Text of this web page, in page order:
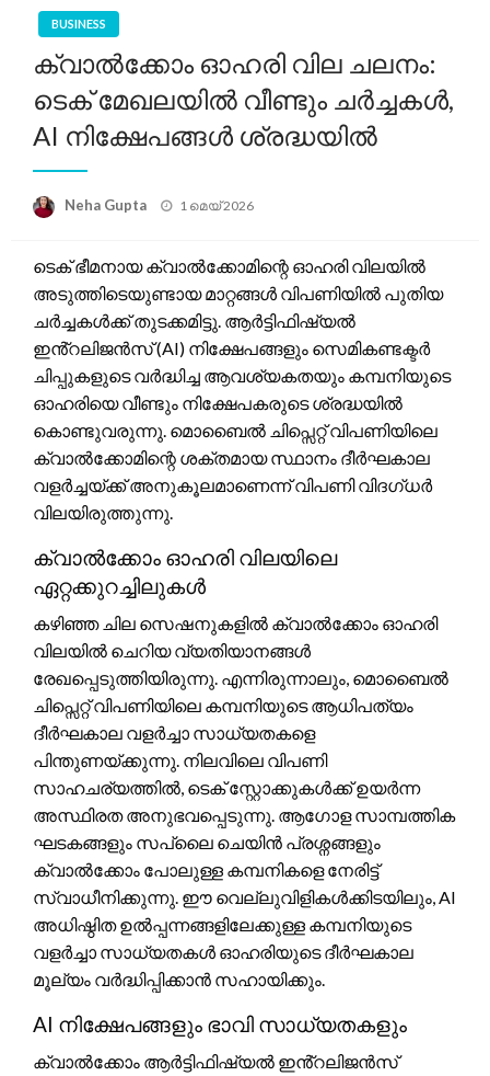
BUSINESS
ക്വാൽക്കോം ഓഹരി വില ചലനം:
ടെക് മേഖലയിൽ വീണ്ടും ചർച്ചകൾ,
AI നിക്ഷേപങ്ങൾ ശ്രദ്ധയിൽ
Neha Gupta
Posted
1 മെയ്‌ 2026
ടെക് ഭീമനായ ക്വാൽക്കോമിന്റെ ഓഹരി വിലയിൽ
അടുത്തിടെയുണ്ടായ മാറ്റങ്ങൾ വിപണിയിൽ പുതിയ
ചർച്ചകൾക്ക് തുടക്കമിട്ടു. ആർട്ടിഫിഷ്യൽ
ഇൻ്റലിജൻസ് (AI) നിക്ഷേപങ്ങളും സെമികണ്ടക്ടർ
ചിപ്പുകളുടെ വർദ്ധിച്ച ആവശ്യകതയും കമ്പനിയുടെ
ഓഹരിയെ വീണ്ടും നിക്ഷേപകരുടെ ശ്രദ്ധയിൽ
കൊണ്ടുവരുന്നു. മൊബൈൽ ചിപ്സെറ്റ് വിപണിയിലെ
ക്വാൽക്കോമിന്റെ ശക്തമായ സ്ഥാനം ദീർഘകാല
വളർച്ചയ്ക്ക് അനുകൂലമാണെന്ന് വിപണി വിദഗ്ധർ
വിലയിരുത്തുന്നു.
ക്വാൽക്കോം ഓഹരി വിലയിലെ
ഏറ്റക്കുറച്ചിലുകൾ
കഴിഞ്ഞ ചില സെഷനുകളിൽ ക്വാൽക്കോം ഓഹരി
വിലയിൽ ചെറിയ വ്യതിയാനങ്ങൾ
രേഖപ്പെടുത്തിയിരുന്നു. എന്നിരുന്നാലും, മൊബൈൽ
ചിപ്സെറ്റ് വിപണിയിലെ കമ്പനിയുടെ ആധിപത്യം
ദീർഘകാല വളർച്ചാ സാധ്യതകളെ
പിന്തുണയ്ക്കുന്നു. നിലവിലെ വിപണി
സാഹചര്യത്തിൽ, ടെക് സ്റ്റോക്കുകൾക്ക് ഉയർന്ന
അസ്ഥിരത അനുഭവപ്പെടുന്നു. ആഗോള സാമ്പത്തിക
ഘടകങ്ങളും സപ്ലൈ ചെയിൻ പ്രശ്നങ്ങളും
ക്വാൽക്കോം പോലുള്ള കമ്പനികളെ നേരിട്ട്
സ്വാധീനിക്കുന്നു. ഈ വെല്ലുവിളികൾക്കിടയിലും, AI
അധിഷ്ഠിത ഉൽപ്പന്നങ്ങളിലേക്കുള്ള കമ്പനിയുടെ
വളർച്ചാ സാധ്യതകൾ ഓഹരിയുടെ ദീർഘകാല
മൂല്യം വർദ്ധിപ്പിക്കാൻ സഹായിക്കും.
AI നിക്ഷേപങ്ങളും ഭാവി സാധ്യതകളും
ക്വാൽക്കോം ആർട്ടിഫിഷ്യൽ ഇൻ്റലിജൻസ്